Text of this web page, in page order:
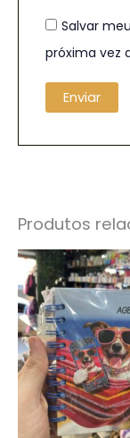
Salvar
próxima vez
Produtos